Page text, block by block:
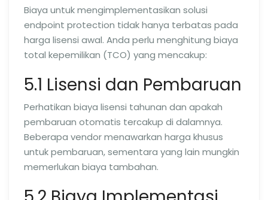
Biaya untuk mengimplementasikan solusi
endpoint protection tidak hanya terbatas pada
harga lisensi awal. Anda perlu menghitung biaya
total kepemilikan (TCO) yang mencakup:
5.1 Lisensi dan Pembaruan
Perhatikan biaya lisensi tahunan dan apakah
pembaruan otomatis tercakup di dalamnya.
Beberapa vendor menawarkan harga khusus
untuk pembaruan, sementara yang lain mungkin
memerlukan biaya tambahan.